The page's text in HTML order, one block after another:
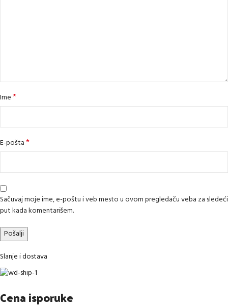
Ime*
E-pošta*
Sačuvaj moje ime, e-poštu i veb mesto u ovom pregledaču veba za sledeći
put kada komentarišem.
Slanje i dostava
Cena isporuke